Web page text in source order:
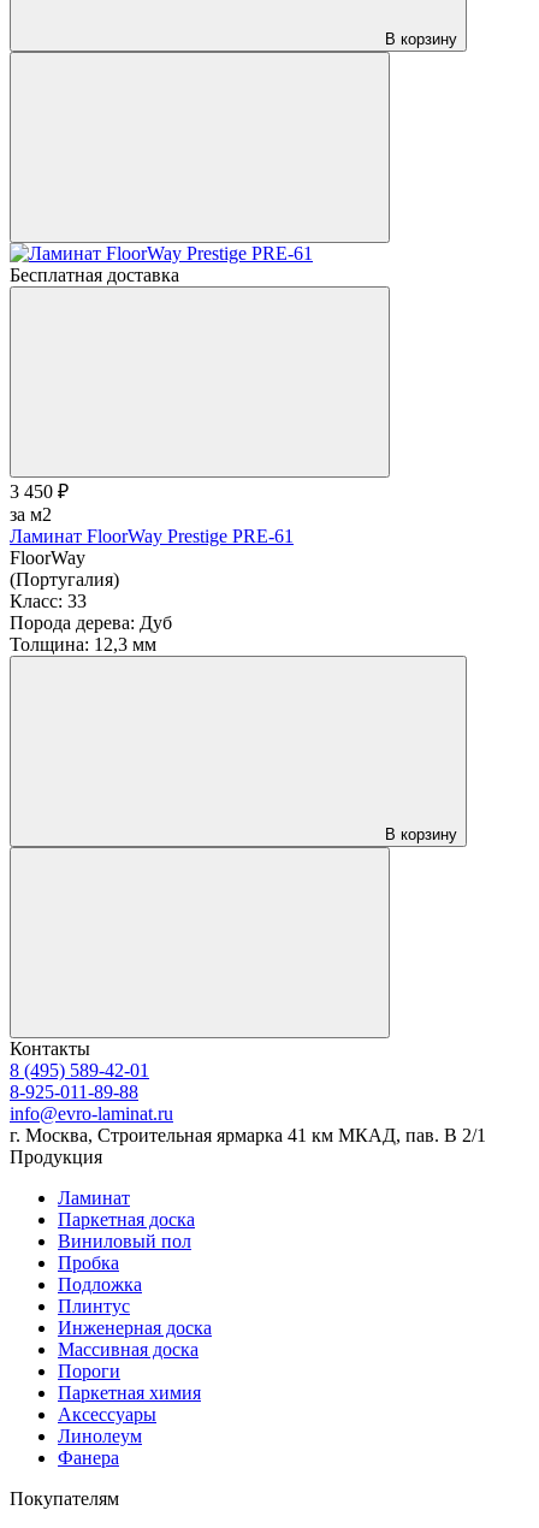
В корзину
Бесплатная доставка
3 450 ₽
за м2
Ламинат FloorWay Prestige PRE-61
FloorWay
(Португалия)
Класс: 33
Порода дерева: Дуб
Толщина: 12,3 мм
В корзину
Контакты
8 (495) 589-42-01
8-925-011-89-88
info@evro-laminat.ru
г. Москва, Строительная ярмарка 41 км МКАД, пав. В 2/1
Продукция
Ламинат
Паркетная доска
Виниловый пол
Пробка
Подложка
Плинтус
Инженерная доска
Массивная доска
Пороги
Паркетная химия
Аксессуары
Линолеум
Фанера
Покупателям